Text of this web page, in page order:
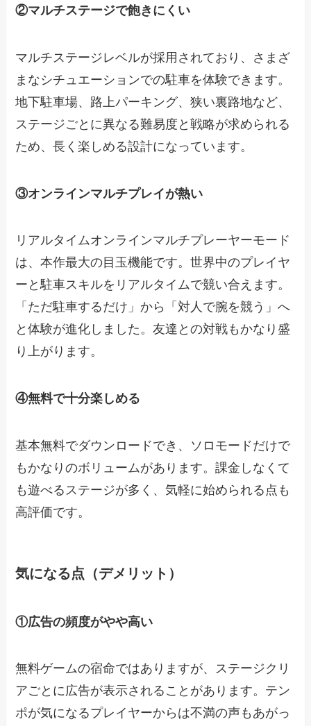
②マルチステージで飽きにくい
マルチステージレベルが採用されており、さまざ
まなシチュエーションでの駐車を体験できます。
地下駐車場、路上パーキング、狭い裏路地など、
ステージごとに異なる難易度と戦略が求められる
ため、長く楽しめる設計になっています。
③オンラインマルチプレイが熱い
リアルタイムオンラインマルチプレーヤーモード
は、本作最大の目玉機能です。世界中のプレイヤ
ーと駐車スキルをリアルタイムで競い合えます。
「ただ駐車するだけ」から「対人で腕を競う」へ
と体験が進化しました。友達との対戦もかなり盛
り上がります。
④無料で十分楽しめる
基本無料でダウンロードでき、ソロモードだけで
もかなりのボリュームがあります。課金しなくて
も遊べるステージが多く、気軽に始められる点も
高評価です。
気になる点（デメリット）
①広告の頻度がやや高い
無料ゲームの宿命ではありますが、ステージクリ
アごとに広告が表示されることがあります。テン
ポが気になるプレイヤーからは不満の声もあがっ